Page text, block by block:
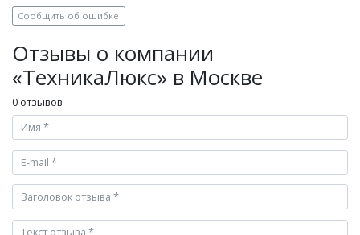
Сообщить об ошибке
Отзывы о компании
«ТехникаЛюкс» в Москве
0 отзывов